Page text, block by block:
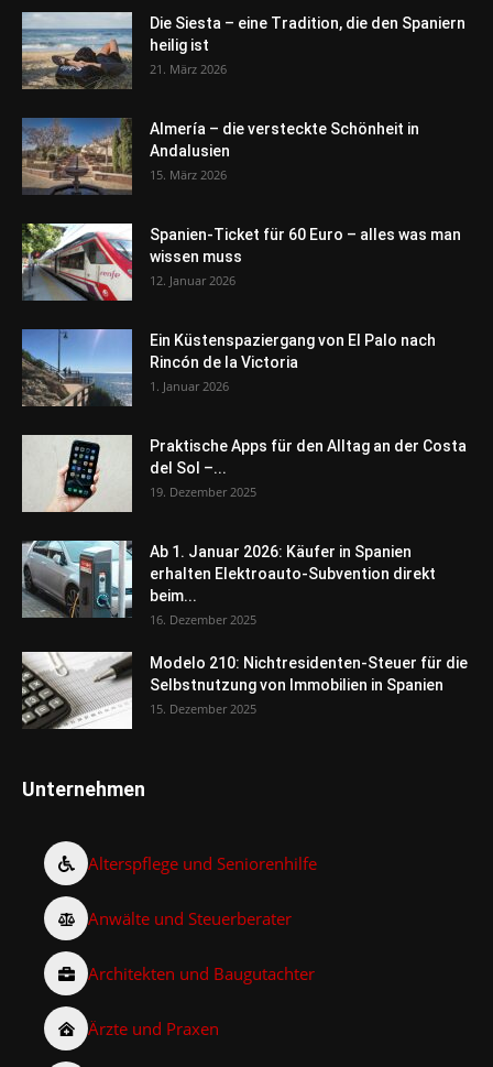
Die Siesta – eine Tradition, die den Spaniern
heilig ist
21. März 2026
Almería – die versteckte Schönheit in
Andalusien
15. März 2026
Spanien-Ticket für 60 Euro – alles was man
wissen muss
12. Januar 2026
Ein Küstenspaziergang von El Palo nach
Rincón de la Victoria
1. Januar 2026
Praktische Apps für den Alltag an der Costa
del Sol –...
19. Dezember 2025
Ab 1. Januar 2026: Käufer in Spanien
erhalten Elektroauto-Subvention direkt
beim...
16. Dezember 2025
Modelo 210: Nichtresidenten-Steuer für die
Selbstnutzung von Immobilien in Spanien
15. Dezember 2025
Unternehmen
Alterspflege und Seniorenhilfe
Anwälte und Steuerberater
Architekten und Baugutachter
Ärzte und Praxen